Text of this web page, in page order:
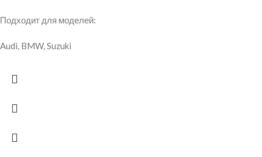
Подходит для моделей:
Audi, BMW, Suzuki